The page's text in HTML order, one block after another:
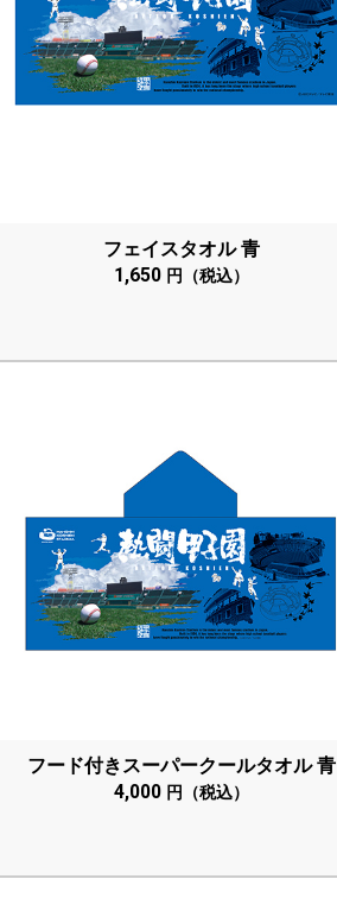
フェイスタオル 青
1,650 円（税込）
フード付き スーパークールタオル 青
4,000 円（税込）